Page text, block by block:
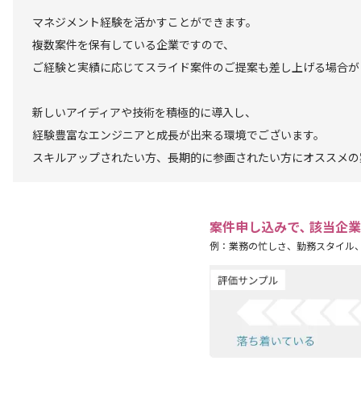
マネジメント経験を活かすことができます。
複数案件を保有している企業ですので、
ご経験と実績に応じてスライド案件のご提案も差し上げる場合
新しいアイディアや技術を積極的に導入し、
経験豊富なエンジニアと成長が出来る環境でございます。
スキルアップされたい方、長期的に参画されたい方にオススメ
案件申し込みで､ 該当企
例：業務の忙しさ、勤務スタイル